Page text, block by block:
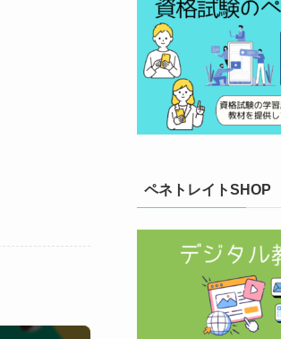
ペネトレイトSHOP